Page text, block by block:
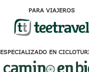
PARA VIAJEROS
ESPECIALIZADO EN